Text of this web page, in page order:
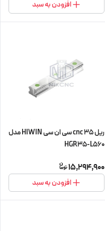
افزودن به سبد
ریل 35 cnc سی ان سی HIWIN مدل
HGR35-L560
15,294,900
افزودن به سبد